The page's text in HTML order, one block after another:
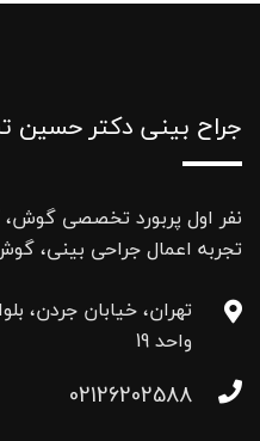
جراح بینی دکتر حسین
تجربه اعمال جراحی بینی،
واحد 19
02126202588